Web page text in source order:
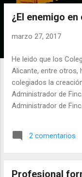
n
¿El enemigo en
marzo 27, 2017
He leido que los
Alicante, entre otros,
colegiados la
Administrador de
Administrador de
profesión, y que por
2 comentarios
Profesional